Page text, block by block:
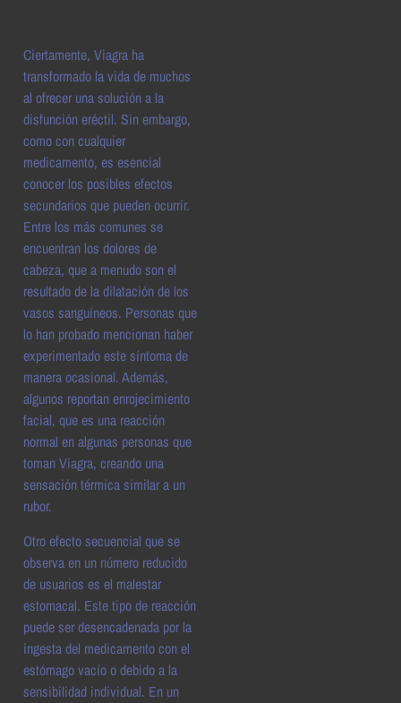
Ciertamente, Viagra ha
transformado la vida de muchos
al ofrecer una solución a la
disfunción eréctil. Sin embargo,
como con cualquier
medicamento, es esencial
conocer los posibles efectos
secundarios que pueden ocurrir.
Entre los más comunes se
encuentran los dolores de
cabeza, que a menudo son el
resultado de la dilatación de los
vasos sanguíneos. Personas que
lo han probado mencionan haber
experimentado este síntoma de
manera ocasional. Además,
algunos reportan enrojecimiento
facial, que es una reacción
normal en algunas personas que
toman Viagra, creando una
sensación térmica similar a un
rubor.
Otro efecto secuencial que se
observa en un número reducido
de usuarios es el malestar
estomacal. Este tipo de reacción
puede ser desencadenada por la
ingesta del medicamento con el
estómago vacío o debido a la
sensibilidad individual. En un